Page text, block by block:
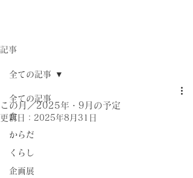
記事
全ての記事
食
からだ
くらし
企画展
全ての記事
この月／2025年・9月の予定
更新日： 2025年8月31日